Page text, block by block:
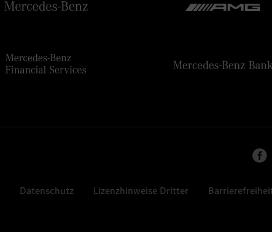
Datenschutz Lizenzhinweise Dritter